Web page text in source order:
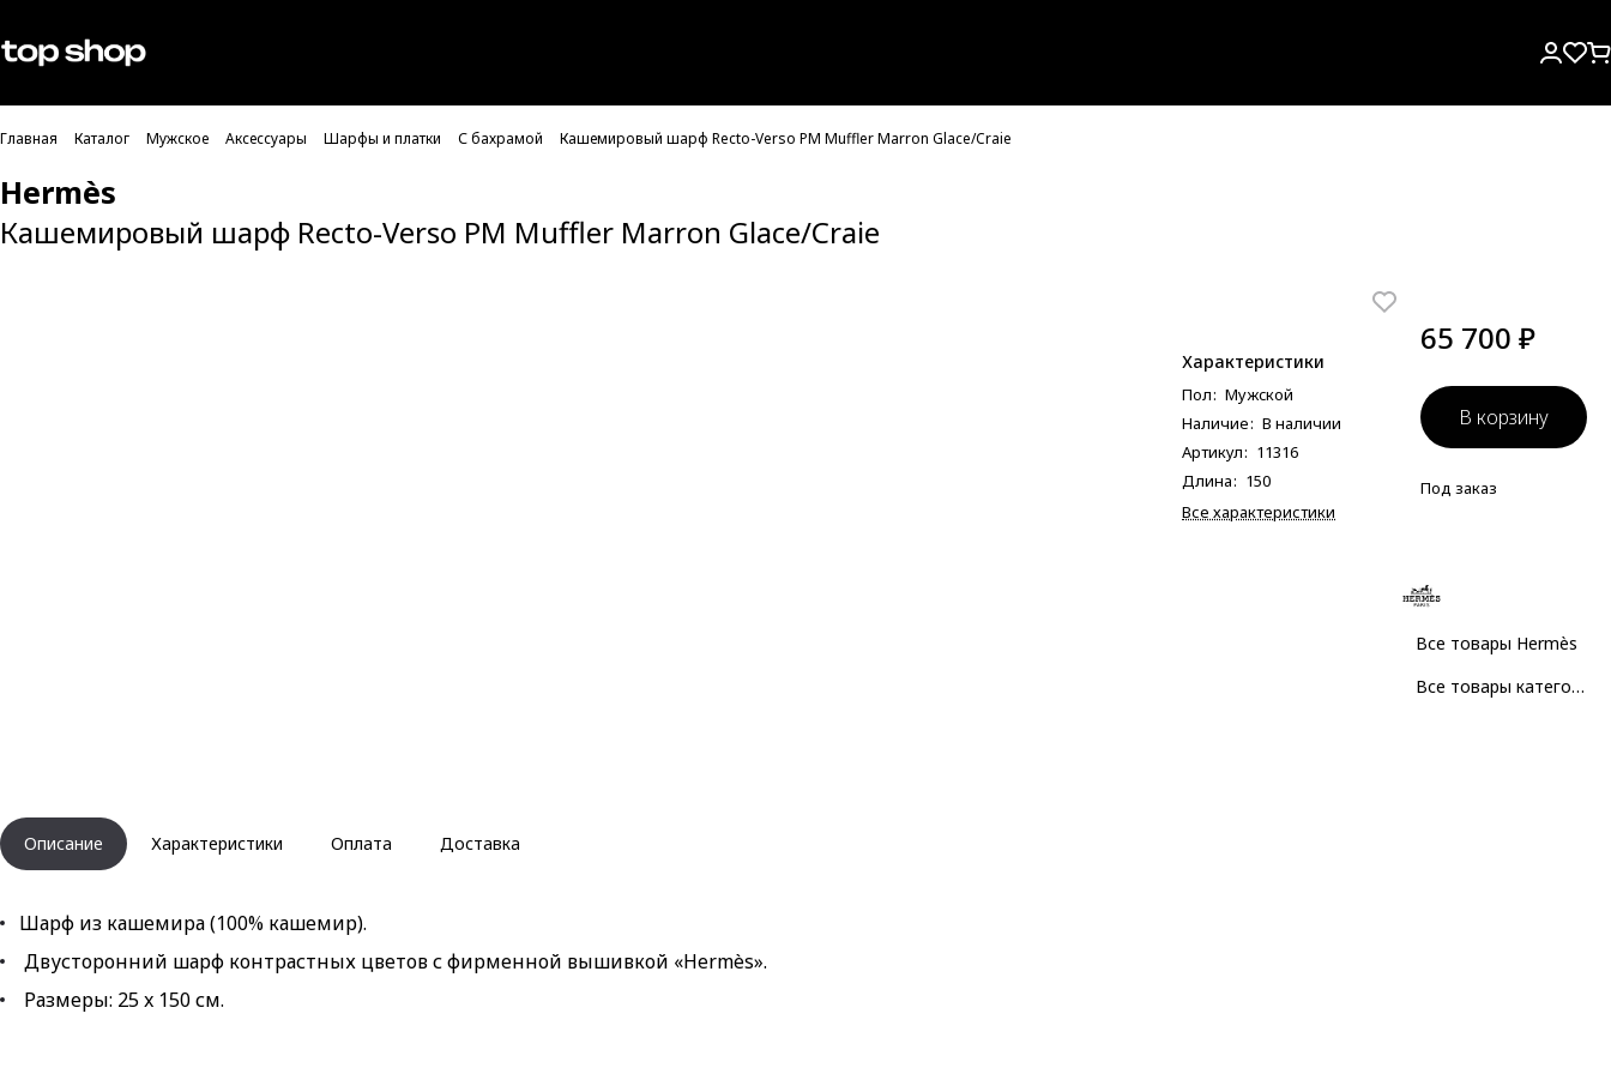
Проверка хлебных крошек
Главная Каталог Мужское Аксессуары Шарфы и платки С бахрамой Кашемировый шарф Recto-Verso PM Muffler Marron Glace/Craie
Hermès
Кашемировый шарф Recto-Verso PM Muffler Marron Glace/Craie
Характеристики
Пол: Мужcкой
Наличие: В наличии
Артикул: 11316
Длина: 150
Все характеристики
65 700 ₽
В корзину
Под заказ
Все товары Hermès
Все товары категории
Описание Характеристики Оплата Доставка
Шарф из кашемира (100% кашемир).
Двусторонний шарф контрастных цветов с фирменной вышивкой «Hermès».
Размеры: 25 x 150 см.